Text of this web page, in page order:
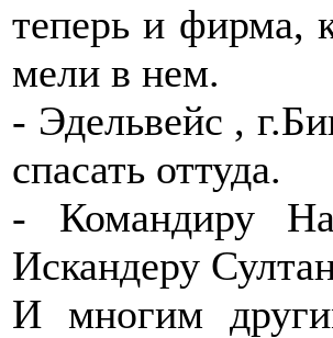
теперь и фирма,
мели в нем.
- Эдельвейс ,
спасать оттуда.
- Командиру
Искандеру
И многим